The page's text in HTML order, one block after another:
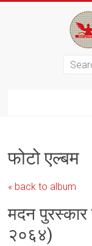
फोटो एल्बम
« back to album
मदन पुरस्कार
२०६४)